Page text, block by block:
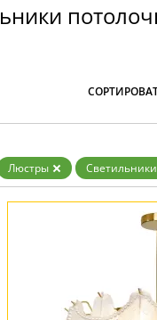
Люстры Светильники